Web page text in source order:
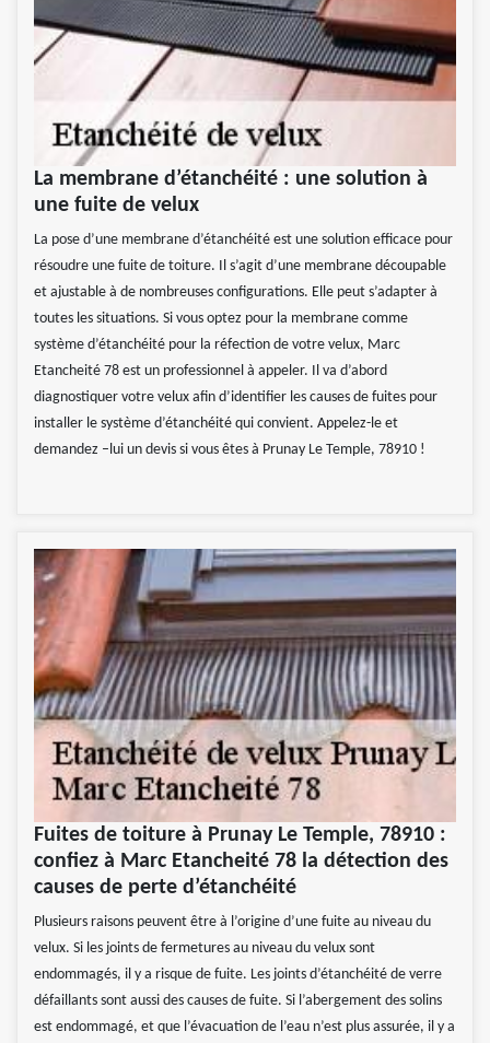
La membrane d’étanchéité : une solution à
une fuite de velux
La pose d’une membrane d’étanchéité est une solution efficace pour
résoudre une fuite de toiture. Il s’agit d’une membrane découpable
et ajustable à de nombreuses configurations. Elle peut s’adapter à
toutes les situations. Si vous optez pour la membrane comme
système d’étanchéité pour la réfection de votre velux, Marc
Etancheité 78 est un professionnel à appeler. Il va d’abord
diagnostiquer votre velux afin d’identifier les causes de fuites pour
installer le système d’étanchéité qui convient. Appelez-le et
demandez –lui un devis si vous êtes à Prunay Le Temple, 78910 !
Fuites de toiture à Prunay Le Temple, 78910 :
confiez à Marc Etancheité 78 la détection des
causes de perte d’étanchéité
Plusieurs raisons peuvent être à l’origine d’une fuite au niveau du
velux. Si les joints de fermetures au niveau du velux sont
endommagés, il y a risque de fuite. Les joints d’étanchéité de verre
défaillants sont aussi des causes de fuite. Si l’abergement des solins
est endommagé, et que l’évacuation de l’eau n’est plus assurée, il y a